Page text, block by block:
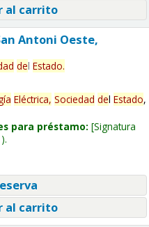
al carrito
Antoni Oeste,
del Estado.
Eléctrica, Sociedad del Estado,
para préstamo: Signatura
al carrito